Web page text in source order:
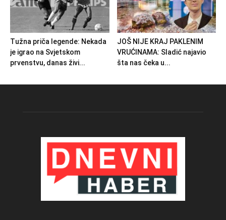
Tužna priča legende: Nekada
je igrao na Svjetskom
prvenstvu, danas živi...
JOŠ NIJE KRAJ PAKLENIM
VRUĆINAMA: Sladić najavio
šta nas čeka u...